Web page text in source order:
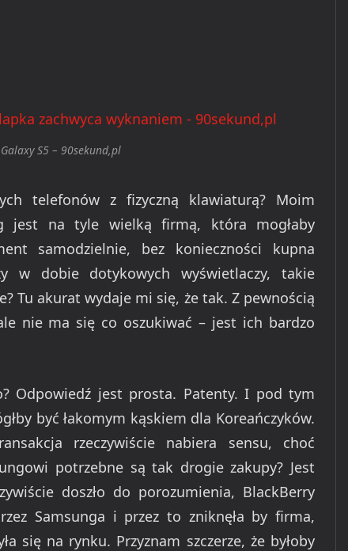
S5 – 90sekund,pl
telefonów z fizyczną klawiaturą? Moim
jest na tyle wielką firmą, która mogłaby
samodzielnie, bez konieczności kupna
w dobie dotykowych wyświetlaczy, takie
Tu akurat wydaje mi się, że tak. Z pewnością
nie ma się co oszukiwać – jest ich bardzo
Odpowiedź jest prosta. Patenty. I pod tym
być łakomym kąskiem dla Koreańczyków.
rzeczywiście nabiera sensu, choć
potrzebne są tak drogie zakupy? Jest
doszło do porozumienia, BlackBerry
Samsunga i przez to zniknęła by firma,
się na rynku. Przyznam szczerze, że byłoby